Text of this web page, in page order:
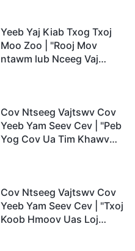
Yeeb Yaj Kiab Txog Txoj
Moo Zoo | "Rooj Mov
ntawm lub Nceeg Vaj
Cov Ntseeg Vajtswv Cov
Yeeb Yam Seev Cev | "Peb
Yog Cov Ua Tim Khawv
Cov Ntseeg Vajtswv Cov
Yeeb Yam Seev Cev | "Txoj
Koob Hmoov Uas Loj